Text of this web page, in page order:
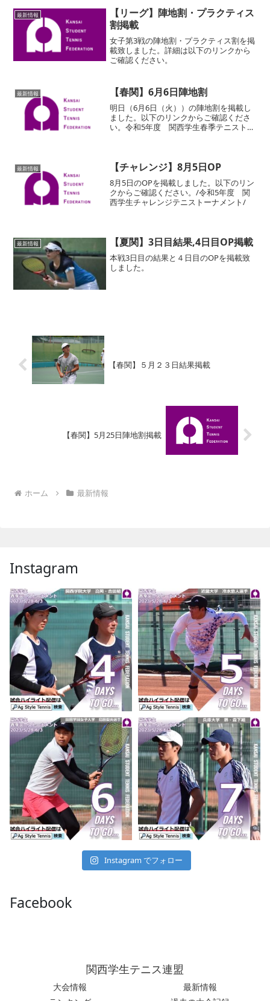
最新情報
【リーグ】陣地割・プラクティス
割掲載
女子第3戦の陣地割・プラクティス割を掲
載致しました。詳細は以下のリンクから
ご確認ください。
最新情報 【春関】6月6日陣地割
明日（6月6日（火））の陣地割を掲載し
ました。以下のリンクからご確認くださ
い。令和5年度 関西学生春季テニストー
最新情報 【チャレンジ】8月5日OP
8月5日のOPを掲載しました。以下のリン
クからご確認ください。/令和5年度 関
西学生チャレンジテニストーナメント/
最新情報 【夏関】3日目結果,4日目OP掲載
本戦3日目の結果と４日目のOPを掲載致
しました。
【春関】５月２３日結果掲載
【春関】5月25日陣地割掲載
ホーム 最新情報
Instagram
Instagram でフォロー
Facebook
関西学生テニス連盟
大会情報
最新情報